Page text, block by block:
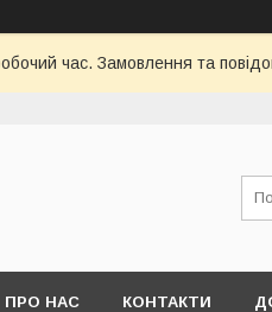
час. Замовлення та
ПРО НАС КОНТАКТИ